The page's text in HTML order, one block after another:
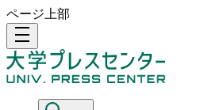
ページ上部
density_medium